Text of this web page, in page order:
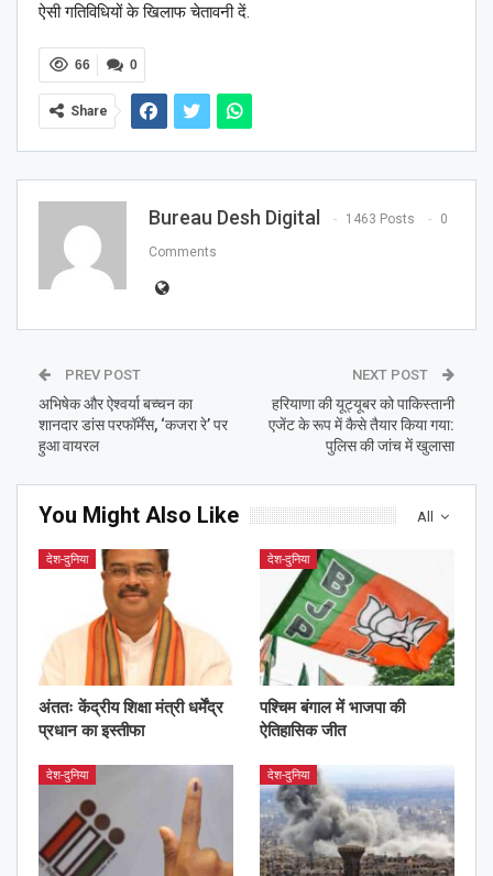
ऐसी गतिविधियों के खिलाफ चेतावनी दें.
0
66
Share
Bureau Desh Digital 1463 Posts 0
Comments
PREV POST
अभिषेक और ऐश्वर्या बच्चन का
शानदार डांस परफॉर्मेंस, ‘कजरा रे’ पर
हुआ वायरल
NEXT POST
हरियाणा की यूट्यूबर को पाकिस्तानी
एजेंट के रूप में कैसे तैयार किया गया:
पुलिस की जांच में खुलासा
All
You Might Also Like
देश-दुनिया
अंततः केंद्रीय शिक्षा मंत्री धर्मेंद्र
प्रधान का इस्तीफा
देश-दुनिया
पश्चिम बंगाल में भाजपा की
ऐतिहासिक जीत
देश-दुनिया देश-दुनिया